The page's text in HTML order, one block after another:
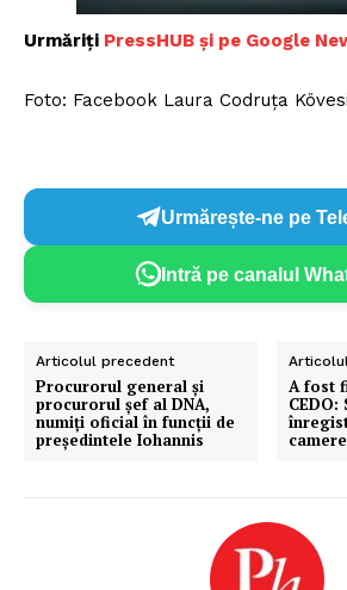
Urmăriți PressHUB și pe Google
Foto: Facebook Laura Codruța Kövesi
Urmărește-ne pe
Intră pe canalul
Articolul precedent
Procurorul general și
procurorul șef al DNA,
numiți oficial în funcții de
președintele Iohannis
A fost
CEDO: